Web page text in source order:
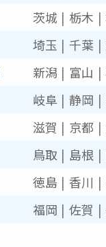
茨城 | 栃木 |
埼玉 | 千葉 |
新潟 | 富山 |
岐阜 | 静岡 |
滋賀 | 京都 |
鳥取 | 島根 |
徳島 | 香川 |
福岡 | 佐賀 |